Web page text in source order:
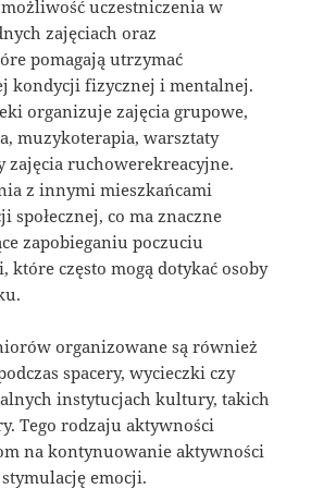
uczestniczenia w
zajęciach oraz
pomagają utrzymać
kondycji fizycznej i mentalnej.
organizuje zajęcia grupowe,
muzykoterapia, warsztaty
zajęcia ruchowerekreacyjne.
z innymi mieszkańcami
społecznej, co ma znaczne
zapobieganiu poczuciu
które często mogą dotykać osoby
organizowane są również
spacery, wycieczki czy
instytucjach kultury, takich
Tego rodzaju aktywności
na kontynuowanie aktywności
emocji.